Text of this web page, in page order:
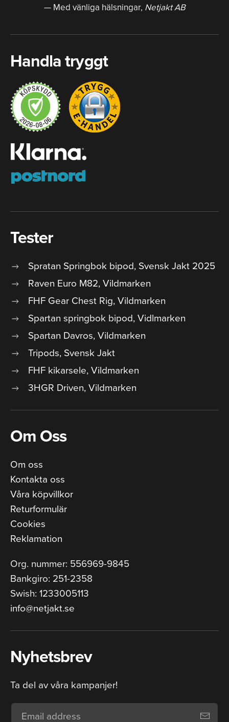
Med vänliga hälsningar, Netjakt AB
Handla tryggt
Tester
Spratan Springbok bipod, Svensk Jakt 2025
Raven Euro M82, Vildmarken
FHF Gear Chest Rig, Vildmarken
Spartan springbok bipod, Vidlmarken
Spartan Davros, Vildmarken
Tripods, Svensk Jakt
FHF kikarsele, Vildmarken
3HGR Driven, Vildmarken
Om Oss
Om oss
Kontakta oss
Våra köpvillkor
Returformulär
Cookies
Reklamation
Org. nummer: 556969-9845
Bankgiro: 251-2358
Swish: 1233005113
info@netjakt.se
Nyhetsbrev
Ta del av våra kampanjer!